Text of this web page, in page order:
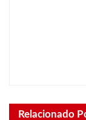
Relacionado